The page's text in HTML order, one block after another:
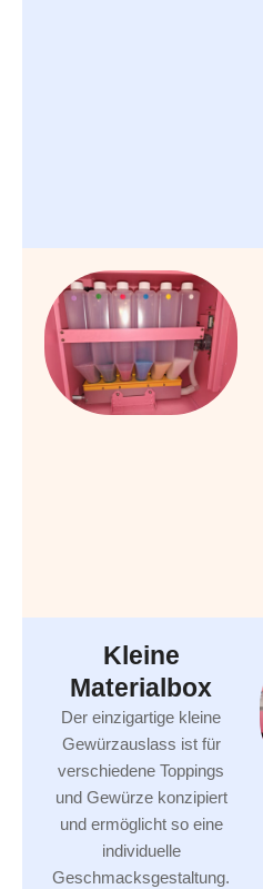
Kleine
Materialbox
Der einzigartige kleine
Gewürzauslass ist für
verschiedene Toppings
und Gewürze konzipiert
und ermöglicht so eine
individuelle
Geschmacksgestaltung.